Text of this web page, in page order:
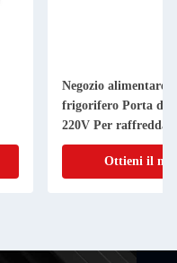
Negozio alimentare
frigorifero Porta di
220V Per
Ottieni il